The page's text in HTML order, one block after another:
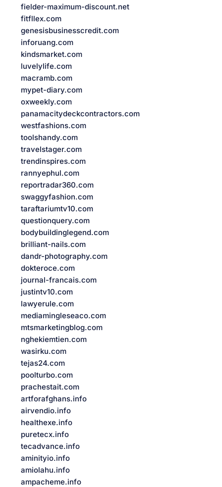
fielder-maximum-discount.net
fitfllex.com
genesisbusinesscredit.com
inforuang.com
kindsmarket.com
luvelylife.com
macramb.com
mypet-diary.com
oxweekly.com
panamacitydeckcontractors.com
westfashions.com
toolshandy.com
travelstager.com
trendinspires.com
rannyephul.com
reportradar360.com
swaggyfashion.com
taraftariumtv10.com
questionquery.com
bodybuildinglegend.com
brilliant-nails.com
dandr-photography.com
dokteroce.com
journal-francais.com
justintv10.com
lawyerule.com
mediamingleseaco.com
mtsmarketingblog.com
nghekiemtien.com
wasirku.com
tejas24.com
poolturbo.com
prachestait.com
artforafghans.info
airvendio.info
healthexe.info
puretecx.info
tecadvance.info
aminityio.info
amiolahu.info
ampacheme.info